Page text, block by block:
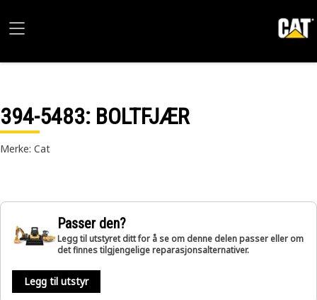
394-5483: BOLTFJÆR
Merke: Cat
Passer den?
Legg til utstyret ditt for å se om denne delen passer eller om
det finnes tilgjengelige reparasjonsalternativer.
Legg til utstyr